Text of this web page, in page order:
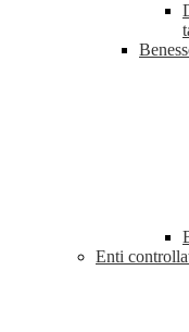
Enti